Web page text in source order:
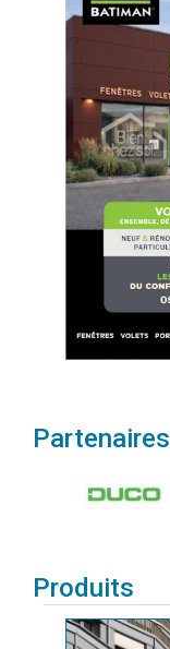
Partenaires
Produits